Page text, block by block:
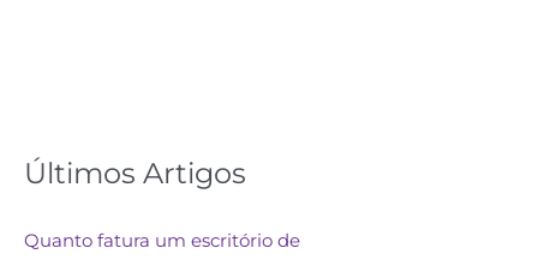
Últimos Artigos
Quanto fatura um escritório de